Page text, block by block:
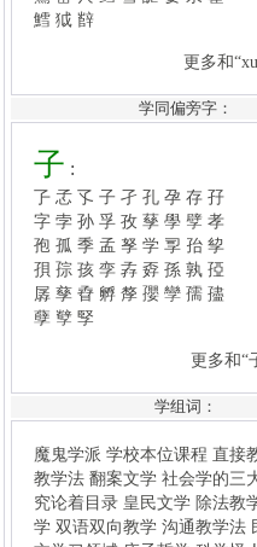
学同偏旁字：
孖
孛 孙 孚 孜 孶 學 孹 孝
孩 孪 孨
孴 孵
孯
更多和“子”同部首 >>
学组词：
魔鬼学派 学校本位课程
英文教
文学习领域 庄子哲学 科学怪人 自学辅导
视觉障碍学生的教学 合作学习教学法
协力学习 问答教学法 大叶大学 共同学
远距合作学习 大单元设计教学法 教
知识社会学 国立阳明大学 学习型态 中庸
道德哲学 教学历史观 海洋教育的教学取
桑代克学习三定律 集合数教学 国防医学